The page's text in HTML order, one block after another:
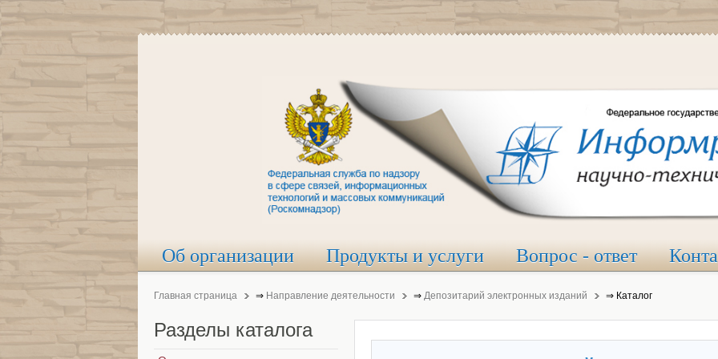
Об организации Продукты и услуги Вопрос - ответ
Главная страница ⇒ Направление деятельности ⇒ Депозитарий электронных изданий ⇒ Каталог
Разделы каталога